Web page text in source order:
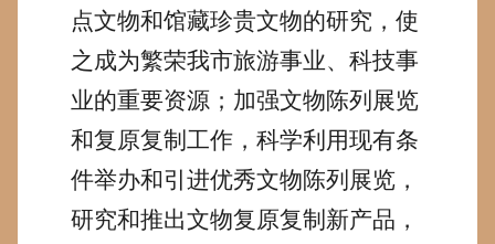
点文物和馆藏珍贵文物的研究，使
之成为繁荣我市旅游事业、科技事
业的重要资源；加强文物陈列展览
和复原复制工作，科学利用现有条
件举办和引进优秀文物陈列展览，
研究和推出文物复原复制新产品，